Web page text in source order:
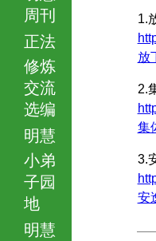
周刊
正法
修炼
交流
选编
明慧
小弟
子园
地
明慧
1.
放
2.
集
3.
安